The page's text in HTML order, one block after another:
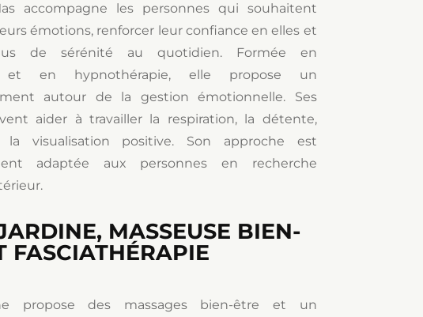
accompagne les personnes qui souhaitent
émotions, renforcer leur confiance en elles et
de sérénité au quotidien. Formée en
et en hypnothérapie, elle propose un
autour de la gestion émotionnelle. Ses
aider à travailler la respiration, la détente,
la visualisation positive. Son approche est
adaptée aux personnes en recherche
MASSEUSE BIEN-
FASCIATHÉRAPIE
propose des massages bien-être et un